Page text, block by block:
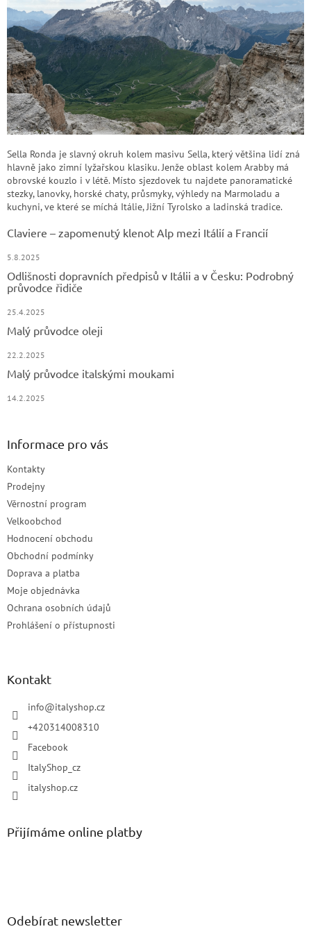
Sella Ronda je slavný okruh kolem masivu Sella, který většina lidí zná
hlavně jako zimní lyžařskou klasiku. Jenže oblast kolem Arabby má
obrovské kouzlo i v létě. Místo sjezdovek tu najdete panoramatické
stezky, lanovky, horské chaty, průsmyky, výhledy na Marmoladu a
kuchyni, ve které se míchá Itálie, Jižní Tyrolsko a ladinská tradice.
Claviere – zapomenutý klenot Alp mezi Itálií a Francií
5.8.2025
Odlišnosti dopravních předpisů v Itálii a v Česku: Podrobný
průvodce řidiče
25.4.2025
Malý průvodce oleji
22.2.2025
Malý průvodce italskými moukami
14.2.2025
Informace pro vás
Kontakty
Prodejny
Věrnostní program
Velkoobchod
Hodnocení obchodu
Obchodní podmínky
Doprava a platba
Moje objednávka
Ochrana osobních údajů
Prohlášení o přístupnosti
Kontakt
info@italyshop.cz
+420314008310
Facebook
ItalyShop_cz
italyshop.cz
Přijímáme online platby
Odebírat newsletter